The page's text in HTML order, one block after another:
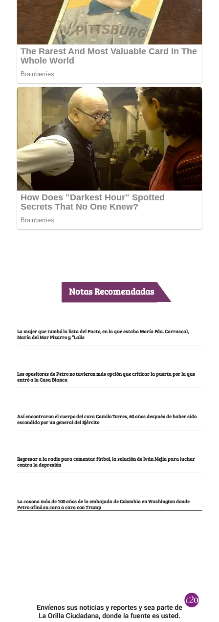
Notas Recomendadas
La mujer que tumbó la lista del Pacto, en la que estaba María Fda. Carrascal,
María del Mar Pizarro y “Lalis
Los opositores de Petro no tuvieron más opción que criticar la puerta por la que
entró a la Casa Blanca
Así encontraron el cuerpo del cura Camilo Torres, 60 años después de haber sido
escondido por un general del Ejército
Regresar a la radio para comentar fútbol, la solución de Iván Mejía para luchar
contra la depresión
La casona más de 100 años de la embajada de Colombia en Washington donde
Petro afinó su cara a cara con Trump